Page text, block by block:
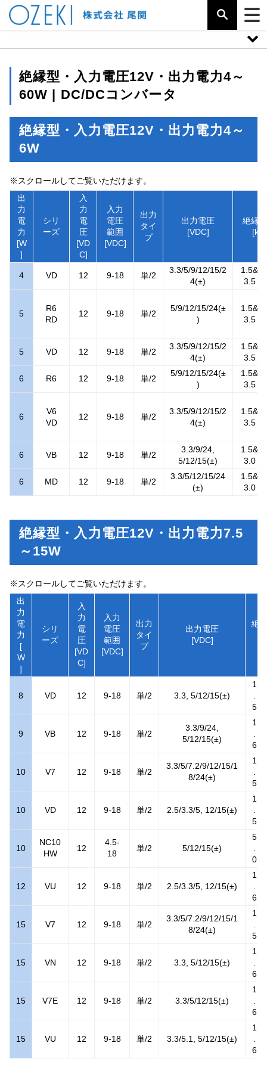
絶縁型・入力電圧12V・出力電力4～
60W | DC/DCコンバータ
絶縁型・入力電圧12V・出力電力4～
6W
※スクロールしてご覧いただけます。
出
力
電
力
[W
]
シリ
ーズ
入
力
電
圧
[VD
C]
入力
電圧
範囲
[VDC]
出力
タイ
プ
出力電圧
[VDC]
絶縁
[kV]
4 VD 12 9-18 単/2
3.3/5/9/12/15/2
4(±)
1.5&
3.5
5
R6
RD
12 9-18 単/2
5/9/12/15/24(±
)
1.5&
3.5
5 VD 12 9-18 単/2
3.3/5/9/12/15/2
4(±)
1.5&
3.5
6 R6 12 9-18 単/2
5/9/12/15/24(±
)
1.5&
3.5
6
V6
VD
12 9-18 単/2
3.3/5/9/12/15/2
4(±)
1.5&
3.5
6 VB 12 9-18 単/2
3.3/9/24,
5/12/15(±)
1.5&
3.0
6 MD 12 9-18 単/2
3.3/5/12/15/24
(±)
1.5&
3.0
絶縁型・入力電圧12V・出力電力7.5
～15W
※スクロールしてご覧いただけます。
出
力
電
力
[
W
]
シリ
ーズ
入
力
電
圧
[VD
C]
入力
電圧
範囲
[VDC]
出力
タイ
プ
出力電圧
[VDC]
絶
8 VD 12 9-18 単/2 3.3, 5/12/15(±)
1
5
9 VB 12 9-18 単/2
3.3/9/24,
5/12/15(±)
1
6
10 V7 12 9-18 単/2
3.3/5/7.2/9/12/15/1
8/24(±)
1
5
10 VD 12 9-18 単/2 2.5/3.3/5, 12/15(±)
1
5
10
NC10
HW
12
4.5-
18
単/2 5/12/15(±)
5
0
12 VU 12 9-18 単/2 2.5/3.3/5, 12/15(±)
1
6
15 V7 12 9-18 単/2
3.3/5/7.2/9/12/15/1
8/24(±)
1
5
15 VN 12 9-18 単/2 3.3, 5/12/15(±)
1
6
15 V7E 12 9-18 単/2 3.3/5/12/15(±)
1
6
15 VU 12 9-18 単/2 3.3/5.1, 5/12/15(±)
1
6